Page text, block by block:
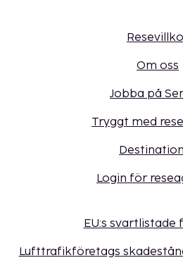
Om oss
Jobba på
Tryggt med
Login för
EU:s svartlistade
Lufttrafikföretags